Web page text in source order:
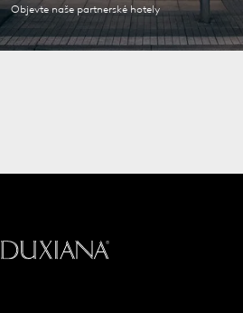
Objevte naše partnerské hotely
Zpět na výchozí